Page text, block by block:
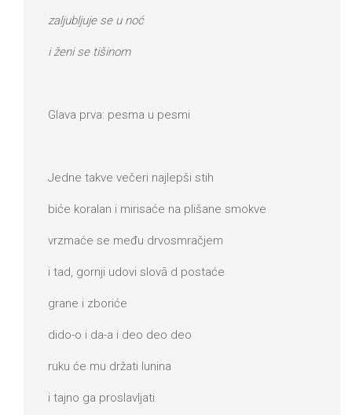
zaljubljuje se u noć
i ženi se tišinom
Glava prva: pesma u pesmi
Jedne takve večeri najlepši stih
biće koralan i mirisaće na plišane smokve
vrzmaće se među drvosmračjem
i tad, gornji udovi slovā d postaće
grane i zboriće
dido-o i da-a i deo deo deo
ruku će mu držati lunina
i tajno ga proslavljati